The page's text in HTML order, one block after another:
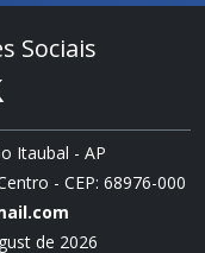
Sociais
Itaubal - AP
- CEP: 68976-000
de 2026